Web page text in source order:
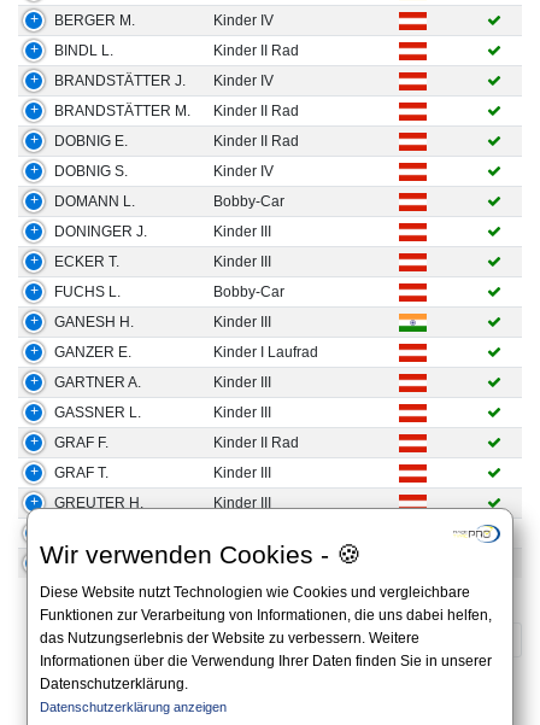
Wir verwenden Cookies - 🍪
Diese Website nutzt Technologien wie Cookies und vergleichbare
Funktionen zur Verarbeitung von Informationen, die uns dabei helfen,
das Nutzungserlebnis der Website zu verbessern. Weitere
Informationen über die Verwendung Ihrer Daten finden Sie in unserer
Datenschutzerklärung.
Datenschutzerklärung anzeigen
BERGER M.
Kinder IV
BINDL L.
Kinder II Rad
BRANDSTÄTTER J.
Kinder IV
BRANDSTÄTTER M.
Kinder II Rad
DOBNIG E.
Kinder II Rad
DOBNIG S.
Kinder IV
DOMANN L.
Bobby-Car
DONINGER J.
Kinder III
ECKER T.
Kinder III
FUCHS L.
Bobby-Car
GANESH H.
Kinder III
GANZER E.
Kinder I Laufrad
GARTNER A.
Kinder III
GASSNER L.
Kinder III
GRAF F.
Kinder II Rad
GRAF T.
Kinder III
GREUTER H.
Kinder III
GÖRITZER M.
Kinder III
1 to 25 of 100 Results
«
1 2
announcement on the website of the organizer.